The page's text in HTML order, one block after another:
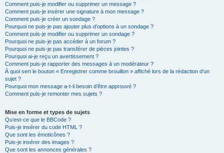
Comment puis-je modifier ou supprimer un message ?
Comment puis-je insérer une signature à mon message ?
Comment puis-je créer un sondage ?
Pourquoi ne puis-je pas ajouter plus d’options à un sondage ?
Comment puis-je modifier ou supprimer un sondage ?
Pourquoi ne puis-je pas accéder à un forum ?
Pourquoi ne puis-je pas transférer de pièces jointes ?
Pourquoi ai-je reçu un avertissement ?
Comment puis-je rapporter des messages à un modérateur ?
À quoi sert le bouton « Enregistrer comme brouillon » affiché lors de la rédaction d’un
sujet ?
Pourquoi mon message a-t-il besoin d’être approuvé ?
Comment puis-je remonter mes sujets ?
Mise en forme et types de sujets
Qu’est-ce que le BBCode ?
Puis-je insérer du code HTML ?
Que sont les émoticônes ?
Puis-je insérer des images ?
Que sont les annonces générales ?